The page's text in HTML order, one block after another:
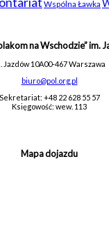
Wspólna Ławka
na Wschodzie” im.
Jazdów 10A00-467 Warszawa
biuro@pol.org.pl
Sekretariat: +48 22 628 55 57
Księgowość: wew. 113
Mapa dojazdu